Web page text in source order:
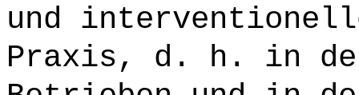
und
Praxis, d. h. in